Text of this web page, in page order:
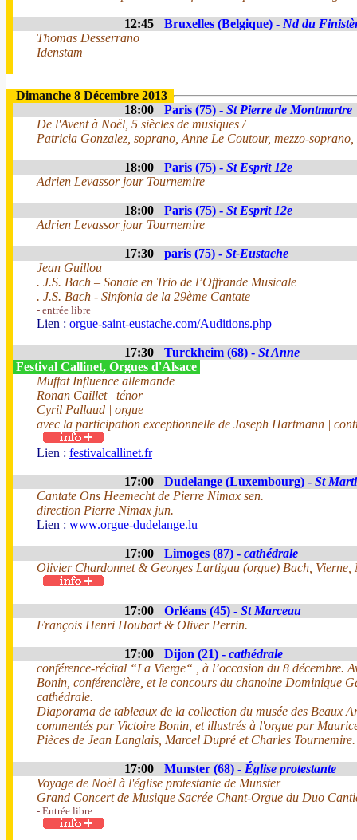
12:45 Bruxelles (Belgique) - Nd du
Thomas Desserrano
Idenstam
Dimanche 8 Décembre 2013
18:00
Paris (75) - St Pierre de Montmartre
De l'Avent à Noël, 5 siècles de musiques /
Patricia Gonzalez, soprano, Anne Le Coutour, mezzo-
18:00 Paris (75) - St Esprit 12e
Adrien Levassor jour Tournemire
18:00 Paris (75) - St Esprit 12e
Adrien Levassor jour Tournemire
17:30 paris (75) - St-Eustache
Jean Guillou
. J.S. Bach – Sonate en Trio de l’Offrande Musicale
. J.S. Bach - Sinfonia de la 29ème Cantate
- entrée libre
Lien : orgue-saint-eustache.com/Auditions.php
17:30 Turckheim (68) - St Anne
Festival Callinet, Orgues d'Alsace
Muffat Influence allemande
Ronan Caillet | ténor
Cyril Pallaud | orgue
avec la participation exceptionnelle de Joseph Hartmann |
Lien : festivalcallinet.fr
17:00 Dudelange (Luxembourg) - St
Cantate Ons Heemecht de Pierre Nimax sen.
direction Pierre Nimax jun.
Lien : www.orgue-dudelange.lu
17:00 Limoges (87) - cathédrale
Olivier Chardonnet & Georges Lartigau (orgue) Bach, Vierne,
17:00 Orléans (45) - St Marceau
François Henri Houbart & Oliver Perrin.
17:00 Dijon (21) - cathédrale
conférence-récital “La Vierge“ , à l’occasion du 8 décembre.
Bonin, conférencière, et le concours du chanoine Dominique
cathédrale.
Diaporama de tableaux de la collection du musée des Beaux
commentés par Victoire Bonin, et illustrés à l'orgue par
Pièces de Jean Langlais, Marcel Dupré et Charles Tournemire.
17:00 Munster (68) - Église protestante
Voyage de Noël à l'église protestante de Munster
Grand Concert de Musique Sacrée Chant-Orgue du Duo
- Entrée libre